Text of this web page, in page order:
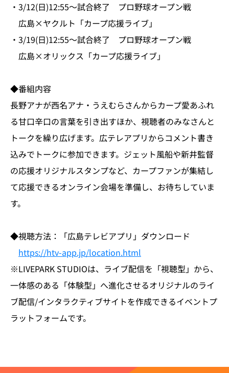
・3/12(日)12:55～試合終了 プロ野球オープン戦
広島×ヤクルト「カープ応援ライブ」
・3/19(日)12:55～試合終了 プロ野球オープン戦
広島×オリックス「カープ応援ライブ」
◆番組内容
長野アナが西名アナ・うえむらさんからカープ愛あふれ
る甘口辛口の言葉を引き出すほか、視聴者のみなさんと
トークを繰り広げます。広テレアプリからコメント書き
込みでトークに参加できます。ジェット風船や新井監督
の応援オリジナルスタンプなど、カープファンが集結し
て応援できるオンライン会場を準備し、お待ちしていま
す。
◆視聴方法：「広島テレビアプリ」ダウンロード
https://htv-app.jp/location.html
※LIVEPARK STUDIOは、ライブ配信を「視聴型」から、
一体感のある「体験型」へ進化させるオリジナルのライ
ブ配信/インタラクティブサイトを作成できるイベントプ
ラットフォームです。